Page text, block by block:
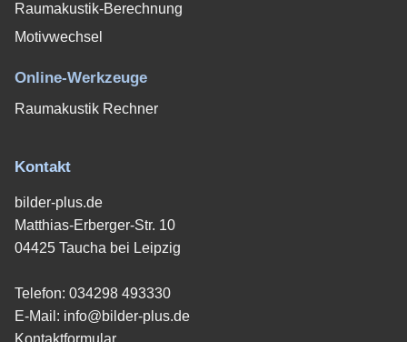
Raumakustik-Berechnung
Motivwechsel
Online-Werkzeuge
Raumakustik Rechner
Kontakt
bilder-plus.de
Matthias-Erberger-Str. 10
04425 Taucha bei Leipzig
Telefon: 034298 493330
E-Mail: info@bilder-plus.de
Kontaktformular